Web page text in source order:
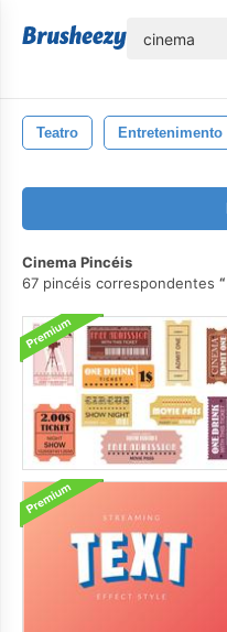
Teatro Entretenimento
Cinema Pincéis
67 pincéis correspondentes